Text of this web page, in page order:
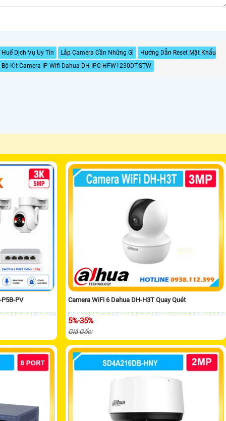
Dịch Vụ Uy Tín Lắp Camera Cần Những Gì
Hướng Dẫn Reset Mật Khẩu
Bộ Kit Camera IP Wifi Dahua DH-IPC-HFW1230DT-STW
PV Camera WiFi 6 Dahua DH-H3T Quay Quét
5%-35%
Giá Gốc: